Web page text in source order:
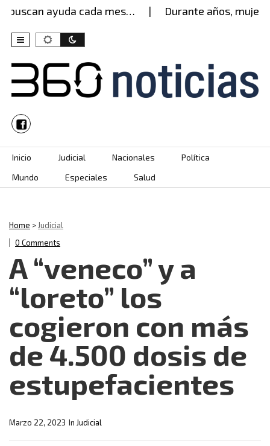
ayuda cada mes… Durante años, mujer
Skip to content
Inicio Judicial Nacionales
Política
Mundo
Especiales Salud
Home >Judicial
0 Comments
A “veneco” y a
“loreto” los
cogieron con más
de 4.500 dosis de
estupefacientes
In Judicial
Marzo 22, 2023